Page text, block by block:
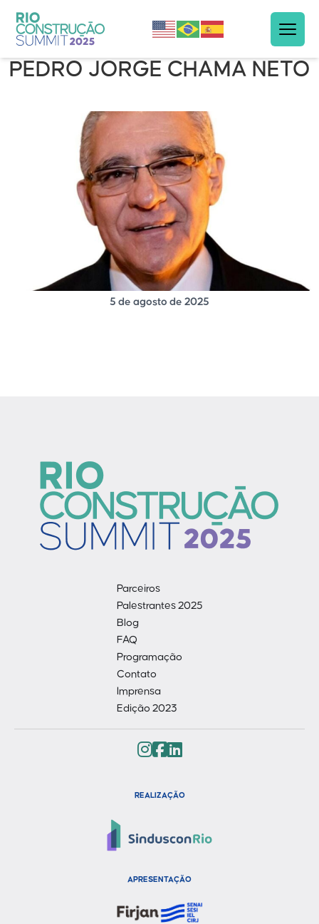
PEDRO JORGE CHAMA NETO
5 de agosto de 2025
Parceiros
Palestrantes 2025
Blog
FAQ
Programação
Contato
Imprensa
Edição 2023
REALIZAÇÃO
APRESENTAÇÃO